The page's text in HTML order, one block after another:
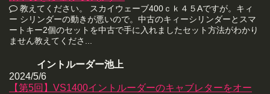
教えてください。 スカイウェーブ400ｃｋ４５Aですが。キィ
ー シリンダーの動きが悪いので。中古のキィーシリンダーとスマ
ートキー2個のセットを中古で手に入れましたセット方法がわかり
ません教えてくださ...
イントルーダー池上
2024/5/6
【第5回】VS1400イントルーダーのキャブレターをオー